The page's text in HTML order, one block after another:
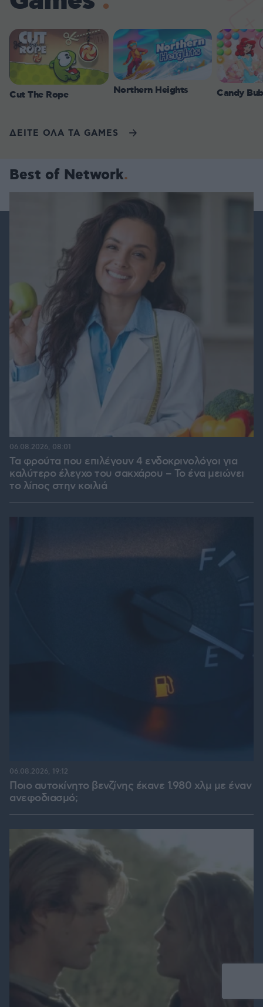
Cut The Rope Northern Heights Candy
ΔΕΙΤΕ ΟΛΑ ΤΑ GAMES
Best of Network
Τα φρούτα που επιλέγουν 4 ενδοκρινολόγοι για
καλύτερο έλεγχο του σακχάρου – Το ένα μειώνει
το λίπος στην κοιλιά
06.08.2026, 08:01
Ποιο αυτοκίνητο βενζίνης έκανε 1.980 χλμ με έναν
ανεφοδιασμό;
06.08.2026, 19:12